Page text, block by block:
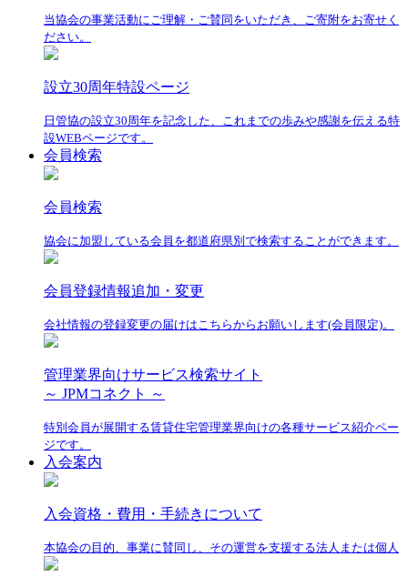
当協会の事業活動にご理解・ご賛同をいただき、ご寄附をお寄せく
ださい。
設立30周年特設ページ
日管協の設立30周年を記念した、これまでの歩みや感謝を伝える特
設WEBページです。
会員検索
会員検索
協会に加盟している会員を都道府県別で検索することができます。
会員登録情報追加・変更
会社情報の登録変更の届けはこちらからお願いします(会員限定)。
管理業界向けサービス検索サイト
～ JPMコネクト ～
特別会員が展開する賃貸住宅管理業界向けの各種サービス紹介ペー
ジです。
入会案内
入会資格・費用・手続きについて
本協会の目的、事業に賛同し、その運営を支援する法人または個人